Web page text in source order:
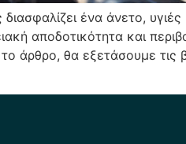
ένα άνετο,
αποδοτικότητα και
άρθρο, θα εξετάσουμε τις